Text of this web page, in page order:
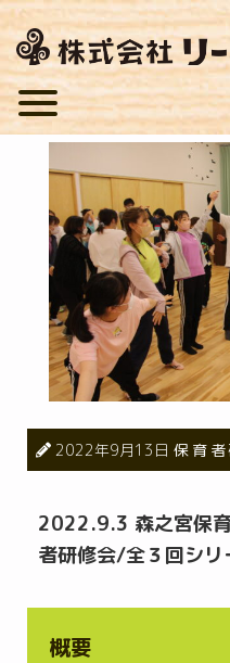
2022年9月13日 保育
2022.9.3 森之宮保
者研修会/全３回シ
概要